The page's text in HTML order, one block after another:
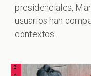
presidenciales,
usuarios han
contextos.